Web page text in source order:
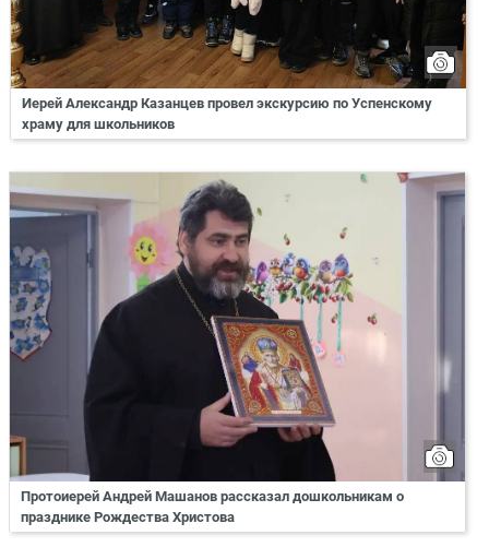
Иерей Александр Казанцев провел экскурсию по Успенскому
храму для школьников
Протоиерей Андрей Машанов рассказал дошкольникам о
празднике Рождества Христова